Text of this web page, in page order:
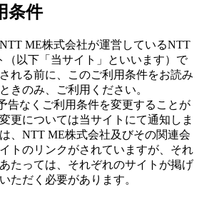
条件
ME株式会社が運営しているNTT
（以下「当サイト」といいます）で
れる前に、このご利用条件をお読み
きのみ、ご利用ください。
告なくご利用条件を変更することが
更については当サイトにて通知しま
、NTT ME株式会社及びその関連会
トのリンクがされていますが、それ
たっては、それぞれのサイトが掲げ
ただく必要があります。